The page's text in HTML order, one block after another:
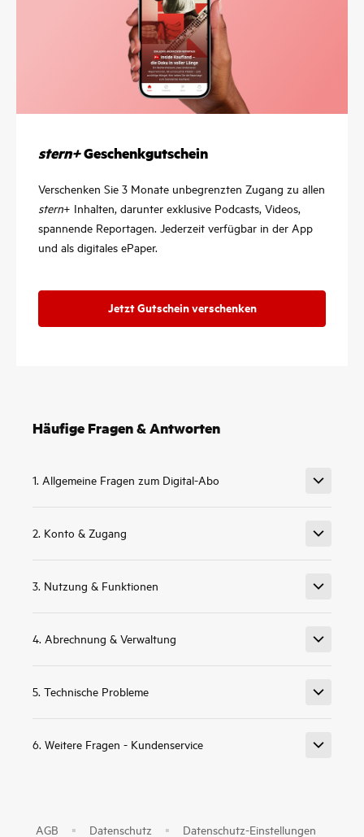
stern+Geschenkgutschein
Verschenken Sie 3 Monate unbegrenzten Zugang zu allen
stern+ Inhalten, darunter exklusive Podcasts, Videos,
spannende Reportagen. Jederzeit verfügbar in der App
und als digitales ePaper.
Jetzt Gutschein verschenken
Häufige Fragen & Antworten
1. Allgemeine Fragen zum Digital-Abo
2. Konto & Zugang
3. Nutzung & Funktionen
4. Abrechnung & Verwaltung
5. Technische Probleme
6. Weitere Fragen - Kundenservice
AGB Datenschutz Datenschutz-Einstellungen